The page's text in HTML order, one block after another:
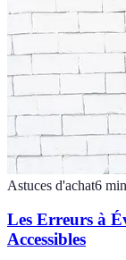
Astuces d'achat6 min
Les Erreurs à
Accessibles